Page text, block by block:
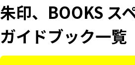
朱印、BOOKS ス
ガイドブック一覧